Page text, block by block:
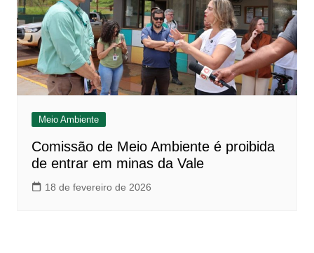
Meio Ambiente
Comissão de Meio Ambiente é proibida
de entrar em minas da Vale
18 de fevereiro de 2026